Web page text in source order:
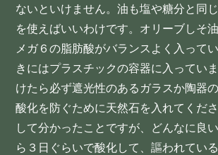
ないといけません。油も塩や糖分と同
を使えばいいわけです。オリーブしそ
メガ６の脂肪酸がバランスよく入って
きにはプラスチックの容器に入ってい
けたら必ず遮光性のあるガラスか陶器
酸化を防ぐために天然石を入れてくだ
して分かったことですが、どんなに良
ら３日ぐらいで酸化して、謳われてい